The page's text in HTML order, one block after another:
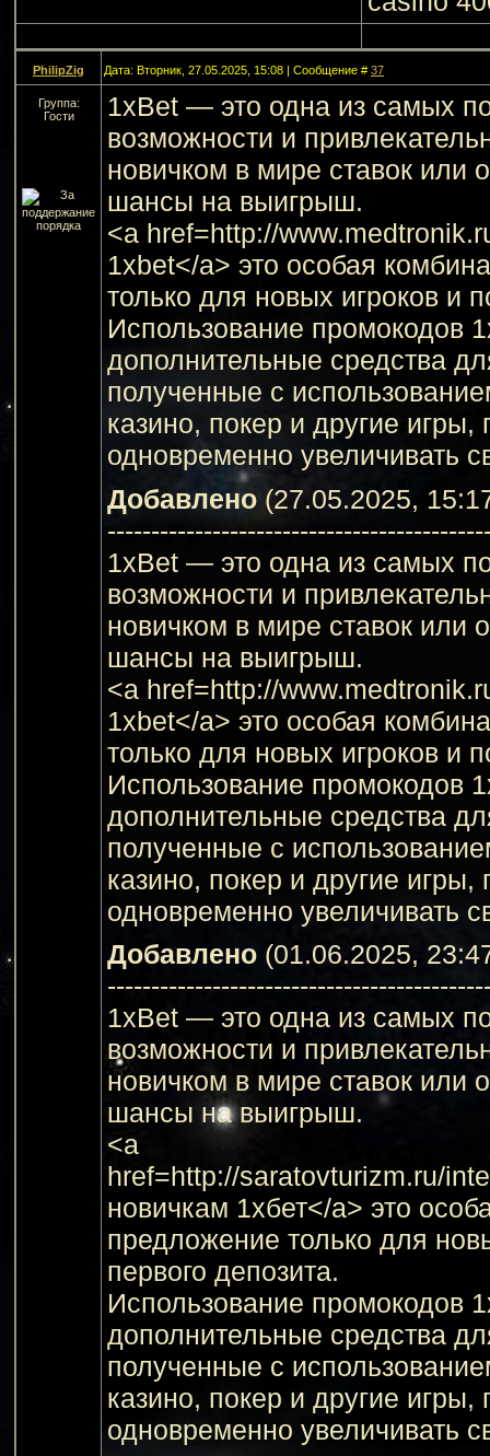
PhilipZig Дата: Вторник, 27.05.2025, 15:08 | Сообщение # 37
Группа:
Гости
1xBet — это одна из самых
возможности и
новичком в мире ставок или
шансы на выигрыш.
<a href=http://
1xbet</a> это особая
только для новых игроков и
Использование промокодов
дополнительные средства
полученные с
казино, покер и другие
одновременно увеличивать
Добавлено (27.05.2025,
1xBet — это одна из самых
возможности и
новичком в мире ставок или
шансы на выигрыш.
<a href=http://
1xbet</a> это особая
только для новых игроков и
Использование промокодов
дополнительные средства
полученные с
казино, покер и другие
одновременно увеличивать
Добавлено (01.06.2025,
1xBet — это одна из самых
возможности и
новичком в мире ставок или
шансы на выигрыш.
<a
href=http://saratovturizm.ru/
новичкам 1хбет</a> это
предложение только для
первого депозита.
Использование промокодов
дополнительные средства
полученные с
казино, покер и другие
одновременно увеличивать